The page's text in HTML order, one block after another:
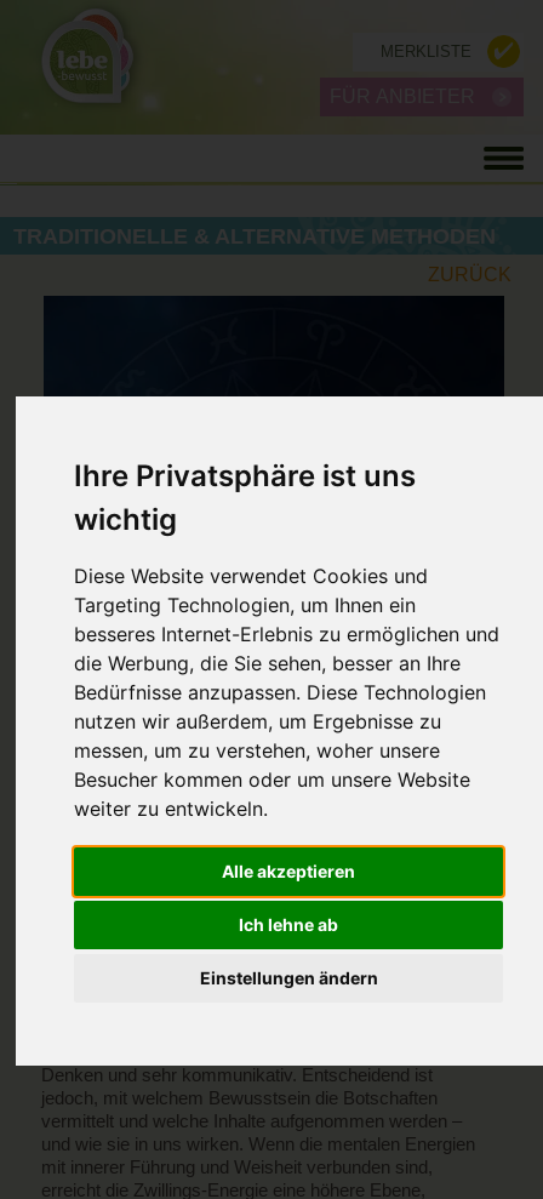
Ihre Privatsphäre ist uns
wichtig
Diese Website verwendet Cookies und
Targeting Technologien, um Ihnen ein
besseres Internet-Erlebnis zu ermöglichen und
die Werbung, die Sie sehen, besser an Ihre
Bedürfnisse anzupassen. Diese Technologien
nutzen wir außerdem, um Ergebnisse zu
messen, um zu verstehen, woher unsere
Besucher kommen oder um unsere Website
weiter zu entwickeln.
Alle akzeptieren
Ich lehne ab
Einstellungen ändern
MERKLISTE
TRADITIONELLE & ALTERNATIVE METHODEN
ZURÜCK
Astrologische
Zeitqualität Juni 2026
Am 21. Mai wechselte die Sonne vom eher ruhigen
Dieses Luftzeichen wird von Merkur regiert, dem
Denken und sehr kommunikativ. Entscheidend ist
jedoch, mit welchem Bewusstsein die Botschaften
vermittelt und welche Inhalte aufgenommen werden –
und wie sie in uns wirken. Wenn die mentalen Energien
mit innerer Führung und Weisheit verbunden sind,
erreicht die Zwillings-Energie eine höhere Ebene,